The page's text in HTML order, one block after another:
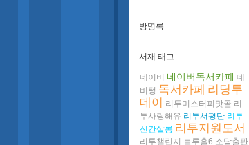
방명록
서재 태그
네이버 네이버독서카페 데
비텅 독서카페 리딩투
데이 리투미스터피맛골 리
투사랑해유 리투서평단 리투
신간살롱 리투지원도서
리투챌린지 블루홀6 소담출판